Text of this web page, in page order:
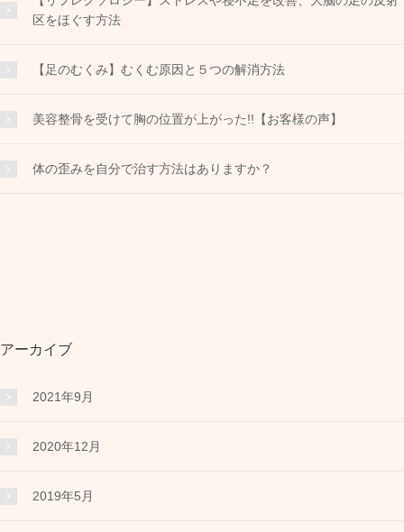
区をほぐす方法
【足のむくみ】むくむ原因と５つの解消方法
美容整骨を受けて胸の位置が上がった!!【お客様の声】
体の歪みを自分で治す方法はありますか？
アーカイブ
2021年9月
2020年12月
2019年5月